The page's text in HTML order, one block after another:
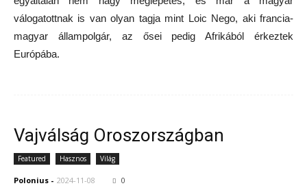
válogatottnak is van olyan tagja mint Loic Nego, aki francia-
magyar állampolgár, az ősei pedig Afrikából érkeztek
Európába.
Vajválság Oroszországban
Featured Hasznos Világ
Polonius - 2024-11-08 0